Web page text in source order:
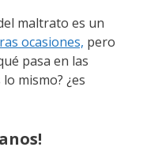
maltrato es un
ocasiones, pero
pasa en las
mismo? ¿es